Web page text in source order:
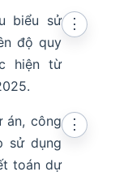
biểu sử
độ quy
hiện từ
⋮
án, công
sử dụng
toán dự
⋮